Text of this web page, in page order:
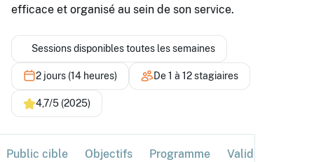
efficace et organisé au sein de son service.
Sessions disponibles toutes les semaines
2 jours (14 heures) De 1 à 12 stagiaires
4,7/5 (2025)
Public cible Objectifs Programme Validation